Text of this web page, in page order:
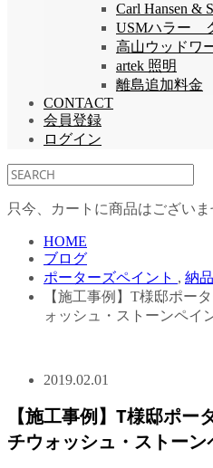
Carl Hansen &
USMハラー
高山ウッドワ
artek 照明
離島追加料金
CONTACT
会員登録
ログイン
只今、カートに商品はございま
HOME
ブログ
ポーターズペイント , 納
【施工事例】T様邸ポー
ォッシュ・ストーンペイ
2019.02.01
【施工事例】T様邸ポ
チウォッシュ・ストーン